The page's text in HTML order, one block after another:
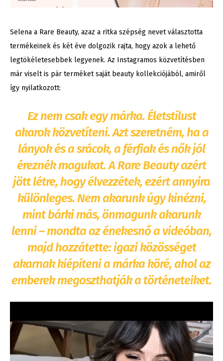
Selena a Rare Beauty, azaz a ritka szépség nevet választotta
termékeinek és két éve dolgozik rajta, hogy azok a lehető
legtökéletesebbek legyenek. Az Instagramos közvetítésben
már viselt is pár terméket saját beauty kollekciójából, amiről
így nyilatkozott:
Ez nem csak egy márka. Életstílust
akarok közvetíteni. Azt szeretném, ha a
lányok és a srácok, a férfiak és nők jól
éreznék magukat. A Rare Beauty azért
jött létre, hogy élvezzétek, ezért annyira
különleges. Nem akarunk úgy kinézni,
mint bárki más, önmagunk akarunk
lenni – mondta az énekesnő a videóban,
majd hozzátette: igazi közösséget
akarnak kiépíteni a márka köré, ahol az
emberek megoszthatják a történeteiket.